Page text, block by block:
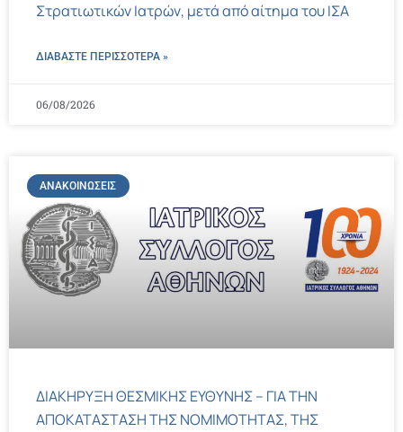
Στρατιωτικών Ιατρών, μετά από αίτημα του ΙΣΑ
ΔΙΑΒΑΣΤΕ ΠΕΡΙΣΣΌΤΕΡΑ »
06/08/2026
ΑΝΑΚΟΙΝΏΣΕΙΣ
ΔΙΑΚΗΡΥΞΗ ΘΕΣΜΙΚΗΣ ΕΥΘΥΝΗΣ – ΓΙΑ ΤΗΝ
ΑΠΟΚΑΤΑΣΤΑΣΗ ΤΗΣ ΝΟΜΙΜΟΤΗΤΑΣ, ΤΗΣ